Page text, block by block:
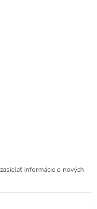
informácie o nových